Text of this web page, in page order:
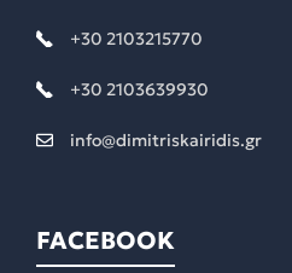
+30 2103215770
+30 2103639930
info@dimitriskairidis.gr
FACEBOOK